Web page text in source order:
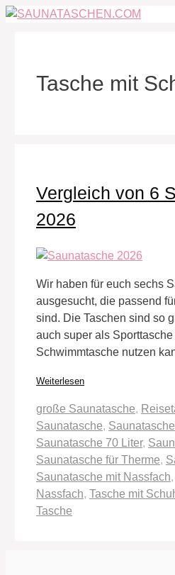
Zum
Tasche mit
Vergleich von 6
2026
Wir haben für euch sechs
ausgesucht, die passend
sind. Die Taschen sind so
auch super als
Schwimmtasche nutzen
Weiterlesen
Schlagwörter
große Saunatasche,
Saunatasche,
Saunatasche 70 Liter,
Saunatasche für Therme,
Saunatasche mit Nassfach,
Nassfach, Tasche mit
Tasche